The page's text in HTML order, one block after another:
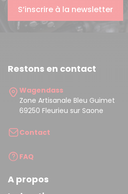
S’inscrire à la newsletter
Restons en contact
Wagendass
Zone Artisanale Bleu Guimet
69250 Fleurieu sur Saone
Contact
FAQ
A propos